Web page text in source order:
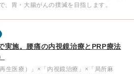
、胃・大腸がんの撲滅を目指します。
実施。腰痛の内視鏡治療とPRP療法
再生医療）」×「内視鏡治療」×「局所麻